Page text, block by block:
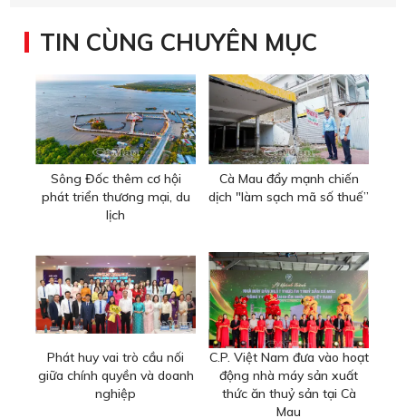
TIN CÙNG CHUYÊN MỤC
Sông Đốc thêm cơ hội
phát triển thương mại, du
lịch
Cà Mau đẩy mạnh chiến
dịch "làm sạch mã số thuế”
Phát huy vai trò cầu nối
giữa chính quyền và doanh
nghiệp
C.P. Việt Nam đưa vào hoạt
động nhà máy sản xuất
thức ăn thuỷ sản tại Cà
Mau